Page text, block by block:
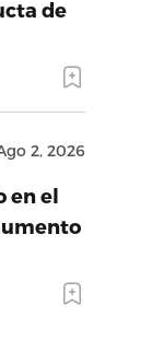
de
2, 2026
en el